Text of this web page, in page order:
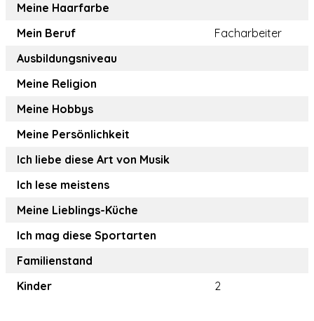
Meine Haarfarbe
Mein Beruf
Facharbeiter
Ausbildungsniveau
Meine Religion
Meine Hobbys
Meine Persönlichkeit
Ich liebe diese Art von Musik
Ich lese meistens
Meine Lieblings-Küche
Ich mag diese Sportarten
Familienstand
Kinder
2